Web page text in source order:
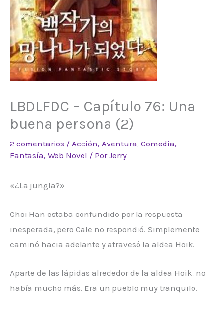
LBDLFDC – Capítulo 76: Una
buena persona (2)
2 comentarios / Acción, Aventura, Comedia,
Fantasía, Web Novel / PorJerry
«¿La jungla?»
Choi Han estaba confundido por la respuesta
inesperada, pero Cale no respondió. Simplemente
caminó hacia adelante y atravesó la aldea Hoik.
Aparte de las lápidas alrededor de la aldea Hoik, no
había mucho más. Era un pueblo muy tranquilo.